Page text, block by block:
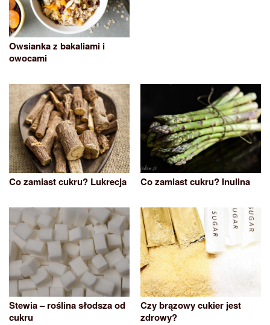
Owsianka z bakaliami i
owocami
Co zamiast cukru? Lukrecja Co zamiast cukru? Inulina
Stewia – roślina słodsza od
cukru
Czy brązowy cukier jest
zdrowy?